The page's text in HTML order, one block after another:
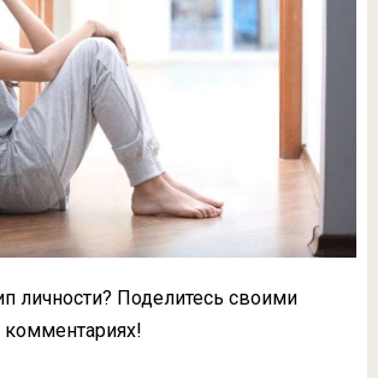
личности? Поделитесь своими
комментариях!